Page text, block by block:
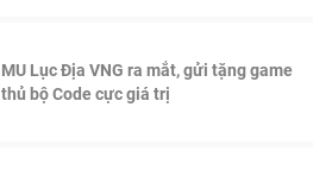
MU Lục Địa VNG ra mắt, gửi tặng game
thủ bộ Code cực giá trị